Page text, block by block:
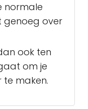
normale
genoeg over
ook ten
om je
te maken.